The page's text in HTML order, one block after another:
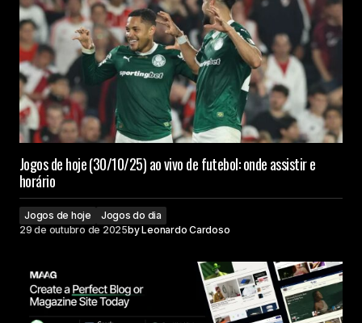
Jogos de hoje (30/10/25) ao vivo de futebol: onde assistir e
horário
Jogos de hoje
Jogos do dia
29 de outubro de 2025byLeonardo Cardoso